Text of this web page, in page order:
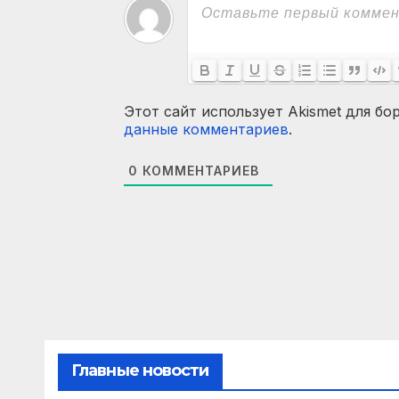
Этот сайт использует Akismet для
данные комментариев.
0 КОММЕНТАРИЕВ
Главные новости